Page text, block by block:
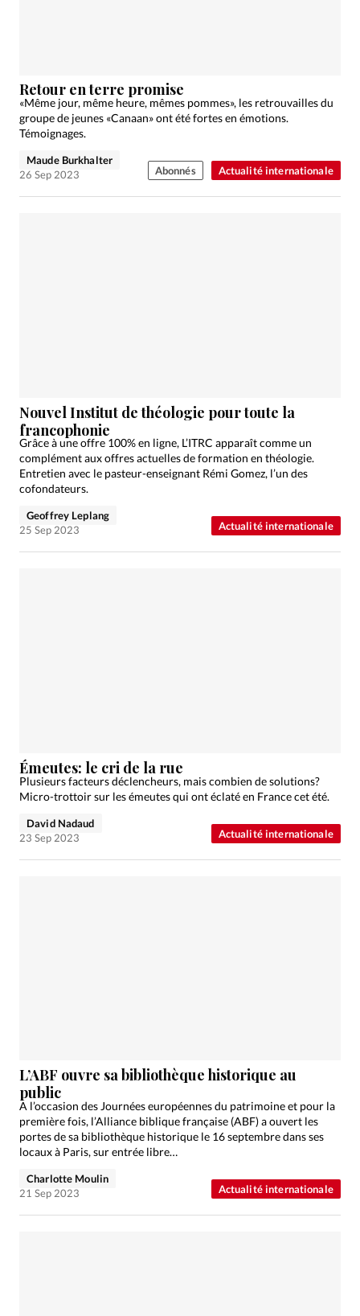
Actualité internationale
Chronique
Culture
Dossier
Eglises Foi Génération réveil
Monde
Société
Tour du monde des Eglises
Trait d'Ixène
Vécu
Vie Intérieure
Actualité internationale
Retour en terre promise
«Même jour, même heure, mêmes pommes», les retrouvailles du
groupe de jeunes «Canaan» ont été fortes en émotions.
Témoignages.
Maude Burkhalter
26 Sep 2023
Abonnés
Actualité internationale
Nouvel Institut de théologie pour toute la
francophonie
Grâce à une offre 100% en ligne, L’ITRC apparaît comme un
complément aux offres actuelles de formation en théologie.
Entretien avec le pasteur-enseignant Rémi Gomez, l’un des
cofondateurs.
Geoffrey Leplang
25 Sep 2023
Actualité internationale
Émeutes: le cri de la rue
Plusieurs facteurs déclencheurs, mais combien de solutions?
Micro-trottoir sur les émeutes qui ont éclaté en France cet été.
David Nadaud
23 Sep 2023
Actualité internationale
L’ABF ouvre sa bibliothèque historique au
public
A l’occasion des Journées européennes du patrimoine et pour la
première fois, l’Alliance biblique française (ABF) a ouvert les
portes de sa bibliothèque historique le 16 septembre dans ses
locaux à Paris, sur entrée libre…
Charlotte Moulin
21 Sep 2023